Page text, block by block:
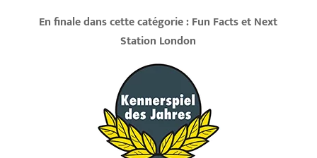
En finale dans cette catégorie : Fun Facts et Next
Station London